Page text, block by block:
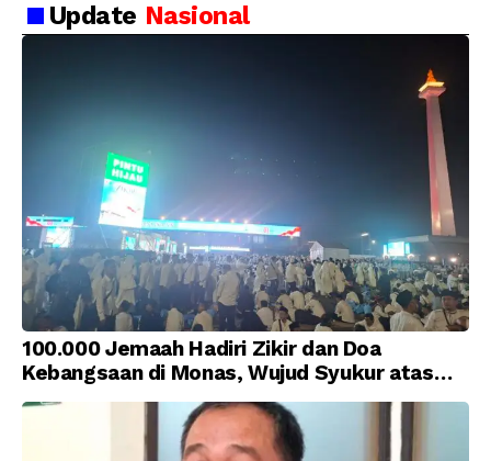
Update Nasional
100.000 Jemaah Hadiri Zikir dan Doa
Kebangsaan di Monas, Wujud Syukur atas
Kemerdekaan Indonesia